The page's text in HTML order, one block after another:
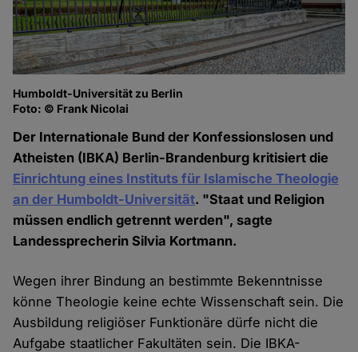
Humboldt-Universität zu Berlin
Foto: © Frank Nicolai
Der Internationale Bund der Konfessionslosen und
Atheisten (IBKA) Berlin-Brandenburg kritisiert die
Einrichtung eines Instituts für Islamische Theologie
an der Humboldt-Universität. "Staat und Religion
müssen endlich getrennt werden", sagte
Landessprecherin Silvia Kortmann.
Wegen ihrer Bindung an bestimmte Bekenntnisse
könne Theologie keine echte Wissenschaft sein. Die
Ausbildung religiöser Funktionäre dürfe nicht die
Aufgabe staatlicher Fakultäten sein. Die IBKA-